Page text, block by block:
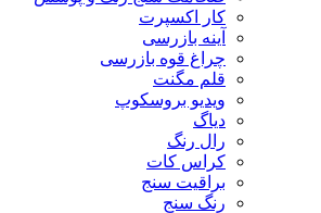
کار اکسپرت
آینه بازرسی
چراغ قوه بازرسی
قلم مگنت
ویدیو بروسکوپ
دیاگ
رال رنگ
کراس کات
براقیت سنج
رنگ سنج